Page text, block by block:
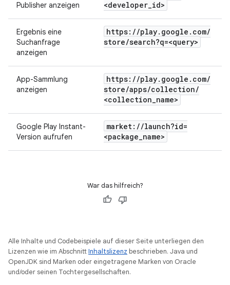
Publisher anzeigen
<developer_id>
Ergebnis eine
Suchanfrage
anzeigen
https: //play. google . com/
store/search?q=<query>
App-Sammlung
anzeigen
https: //play. google . com/
store/apps/collection/
<collection_name>
Google Play Instant-
Version aufrufen
market: //launch?id=
<package_name>
War das hilfreich?
Alle Inhalte und Codebeispiele auf dieser Seite unterliegen den
Lizenzen wie im AbschnittInhaltslizenz beschrieben. Java und
OpenJDK sind Marken oder eingetragene Marken von Oracle
und/oder seinen Tochtergesellschaften.